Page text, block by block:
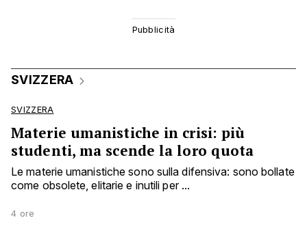
SVIZZERA
SVIZZERA
Materie umanistiche in crisi: più
studenti, ma scende la loro quota
Le materie umanistiche sono sulla difensiva: sono bollate
come obsolete, elitarie e inutili per ...
4 ore